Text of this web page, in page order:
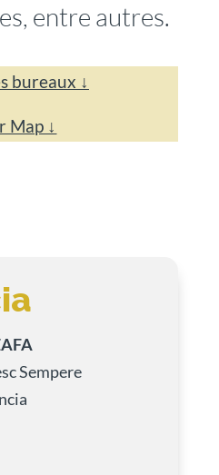
entre autres.
bureaux ↓
Map ↓
Sempere